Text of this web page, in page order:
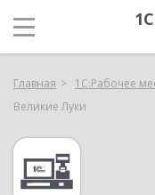
Главная 1С:Рабочее
Великие Луки